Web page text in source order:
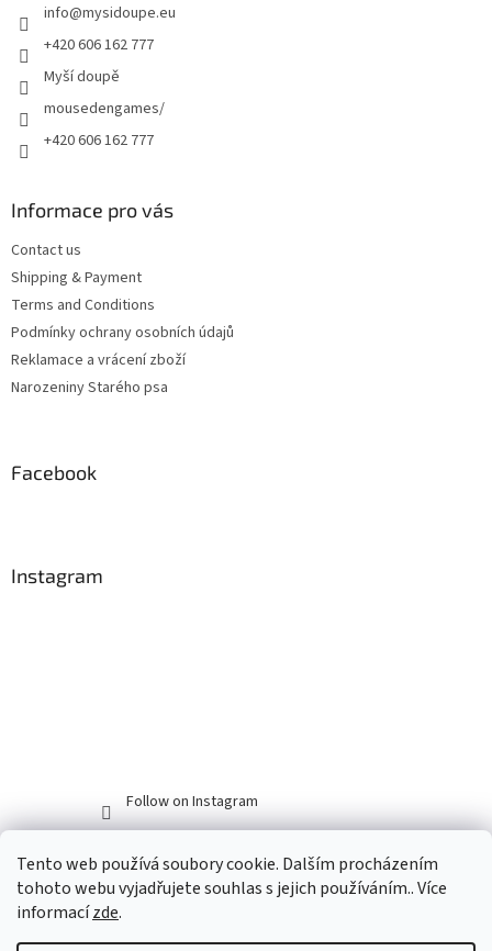
Tento web používá soubory cookie. Dalším procházením
tohoto webu vyjadřujete souhlas s jejich používáním.. Více
informacízde.
info@mysidoupe.eu
+420 606 162 777
Myší doupě
mousedengames/
+420 606 162 777
Informace pro vás
Contact us
Shipping & Payment
Terms and Conditions
Podmínky ochrany osobních údajů
Reklamace a vrácení zboží
Narozeniny Starého psa
Facebook
Instagram
Follow on Instagram